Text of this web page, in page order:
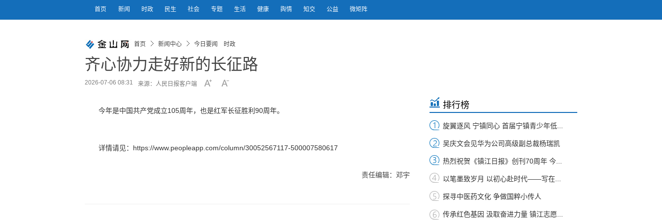
首页 新闻 时政 民生 社会 专题 生活 健康 舆情 知交 公益 微矩阵
首页 新闻中心 今日要闻 时政
齐心协力走好新的长征路
2026-07-06 08:31 来源：人民日报客户端
今年是中国共产党成立105周年，也是红军长征胜利90周年。
详情请见：https://www.peopleapp.com/column/30052567117-500007580617
责任编辑：邓宇
排行榜
旋翼逐风 宁镇同心 首届宁镇青少年低...
吴庆文会见华为公司高级副总裁杨瑞凯
热烈祝贺《镇江日报》创刊70周年 今...
以笔墨致岁月 以初心赴时代——写在...
探寻中医药文化 争做国粹小传人
传承红色基因 汲取奋进力量 镇江志愿...